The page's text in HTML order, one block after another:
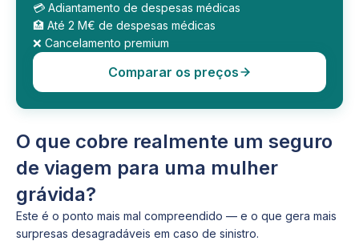
💳 Adiantamento de despesas médicas
🏥 Até 2 M€ de despesas médicas
❌ Cancelamento premium
Comparar os preços
O que cobre realmente um seguro
de viagem para uma mulher
grávida?
Este é o ponto mais mal compreendido — e o que gera mais
surpresas desagradáveis em caso de sinistro.